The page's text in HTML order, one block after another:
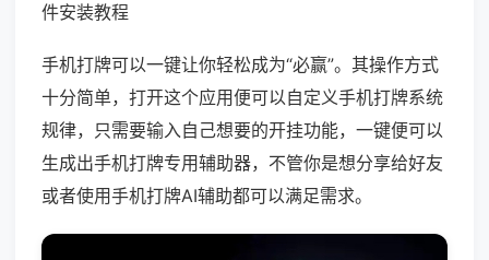
件安装教程
手机打牌可以一键让你轻松成为“必赢”。其操作方式
十分简单，打开这个应用便可以自定义手机打牌系统
规律，只需要输入自己想要的开挂功能，一键便可以
生成出手机打牌专用辅助器，不管你是想分享给好友
或者使用手机打牌AI辅助都可以满足需求。